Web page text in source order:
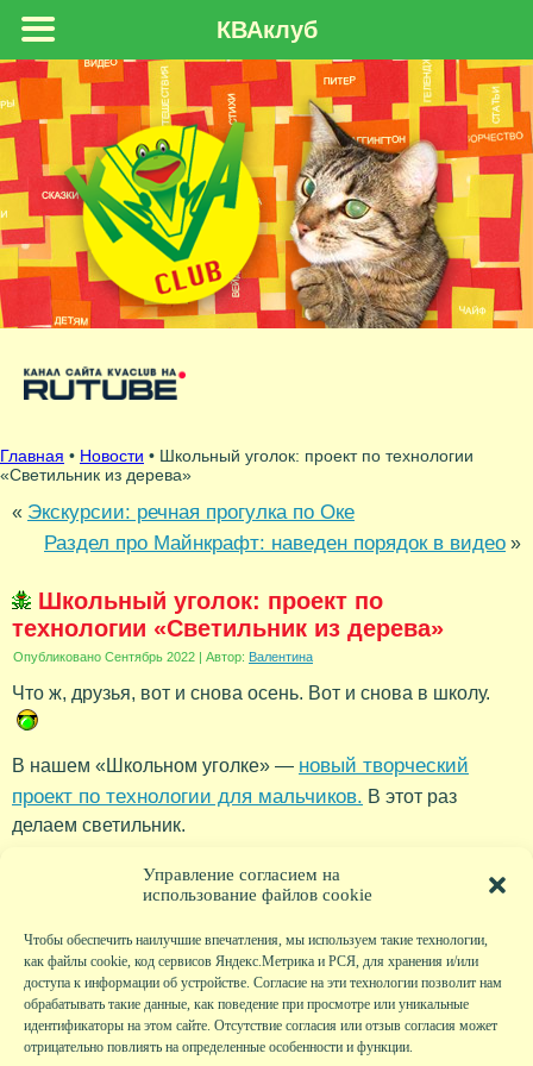
Управление согласием на
использование файлов cookie
Чтобы обеспечить наилучшие впечатления, мы используем такие технологии,
как файлы cookie, код сервисов Яндекс.Метрика и РСЯ, для хранения и/или
доступа к информации об устройстве. Согласие на эти технологии позволит нам
обрабатывать такие данные, как поведение при просмотре или уникальные
идентификаторы на этом сайте. Отсутствие согласия или отзыв согласия может
отрицательно повлиять на определенные особенности и функции.
Главная • Новости • Школьный уголок: проект по технологии
«Светильник из дерева»
« Экскурсии: речная прогулка по Оке
Раздел про Майнкрафт: наведен порядок в видео »
Школьный уголок: проект по
технологии «Светильник из дерева»
Опубликовано Сентябрь 2022 | Автор: Валентина
Что ж, друзья, вот и снова осень. Вот и снова в школу.
В нашем «Школьном уголке» — новый творческий
проект по технологии для мальчиков. В этот раз
делаем светильник.
КВАклуб